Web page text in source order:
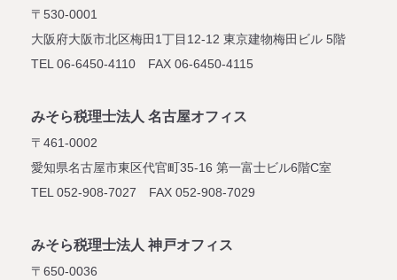
〒530-0001
大阪府大阪市北区梅田1丁目12-12 東京建物梅田ビル 5階
TEL 06-6450-4110 FAX 06-6450-4115
みそら税理士法人 名古屋オフィス
〒461-0002
愛知県名古屋市東区代官町35-16 第一富士ビル6階C室
TEL 052-908-7027 FAX 052-908-7029
みそら税理士法人 神戸オフィス
〒650-0036